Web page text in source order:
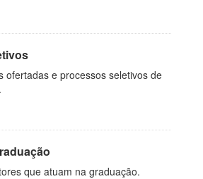
ofertadas e processos seletivos de
que atuam na graduação.